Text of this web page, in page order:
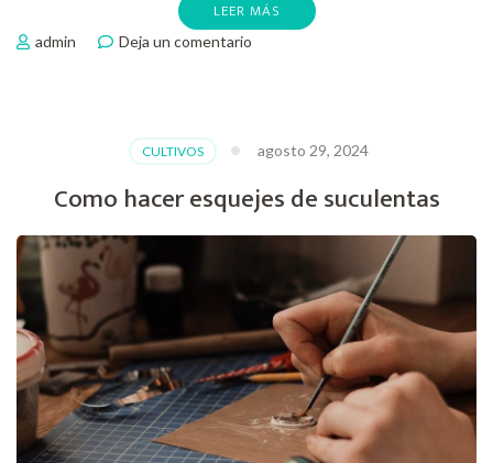
LEER MÁS
admin Deja un comentario
CULTIVOS agosto 29, 2024
Como hacer esquejes de suculentas